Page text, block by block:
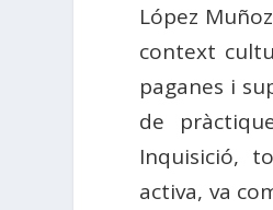
López
context
paganes i
de
Inquisició,
activa, va